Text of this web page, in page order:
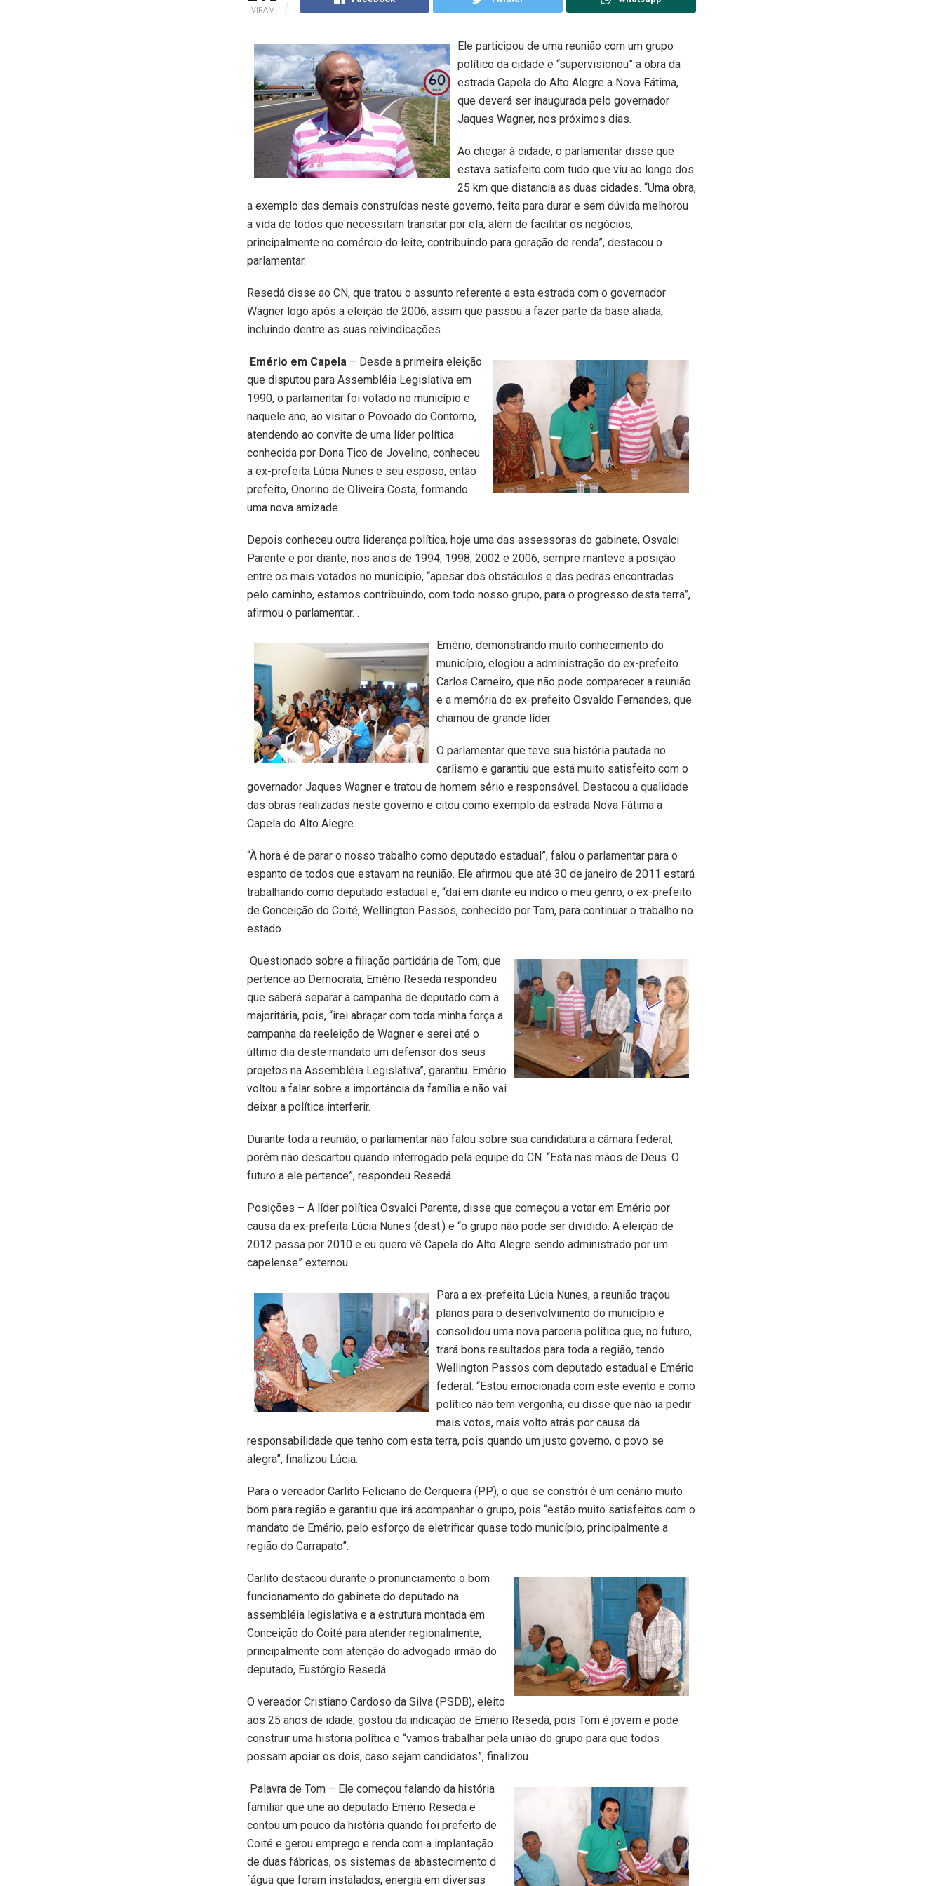
VIRAM
Ele participou de uma reunião com um grupo
político da cidade e “supervisionou” a obra da
estrada Capela do Alto Alegre a Nova Fátima,
que deverá ser inaugurada pelo governador
Jaques Wagner, nos próximos dias.
Ao chegar à cidade, o parlamentar disse que
estava satisfeito com tudo que viu ao longo dos
25 km que distancia as duas cidades. “Uma obra,
a exemplo das demais construídas neste governo, feita para durar e sem dúvida melhorou
a vida de todos que necessitam transitar por ela, além de facilitar os negócios,
principalmente no comércio do leite, contribuindo para geração de renda”, destacou o
parlamentar.
Resedá disse ao CN, que tratou o assunto referente a esta estrada com o governador
Wagner logo após a eleição de 2006, assim que passou a fazer parte da base aliada,
incluindo dentre as suas reivindicações.
Emério em Capela – Desde a primeira eleição
que disputou para Assembléia Legislativa em
1990, o parlamentar foi votado no município e
naquele ano, ao visitar o Povoado do Contorno,
atendendo ao convite de uma líder política
conhecida por Dona Tico de Jovelino, conheceu
a ex-prefeita Lúcia Nunes e seu esposo, então
prefeito, Onorino de Oliveira Costa, formando
uma nova amizade.
Depois conheceu outra liderança política, hoje uma das assessoras do gabinete, Osvalci
Parente e por diante, nos anos de 1994, 1998, 2002 e 2006, sempre manteve a posição
entre os mais votados no município, “apesar dos obstáculos e das pedras encontradas
pelo caminho, estamos contribuindo, com todo nosso grupo, para o progresso desta terra”,
afirmou o parlamentar. .
Emério, demonstrando muito conhecimento do
município, elogiou a administração do ex-prefeito
Carlos Carneiro, que não pode comparecer a reunião
e a memória do ex-prefeito Osvaldo Fernandes, que
chamou de grande líder.
O parlamentar que teve sua história pautada no
carlismo e garantiu que está muito satisfeito com o
governador Jaques Wagner e tratou de homem sério e responsável. Destacou a qualidade
das obras realizadas neste governo e citou como exemplo da estrada Nova Fátima a
Capela do Alto Alegre.
“À hora é de parar o nosso trabalho como deputado estadual”, falou o parlamentar para o
espanto de todos que estavam na reunião. Ele afirmou que até 30 de janeiro de 2011 estará
trabalhando como deputado estadual e, “daí em diante eu indico o meu genro, o ex-prefeito
de Conceição do Coité, Wellington Passos, conhecido por Tom, para continuar o trabalho no
estado.
Questionado sobre a filiação partidária de Tom, que
pertence ao Democrata, Emério Resedá respondeu
que saberá separar a campanha de deputado com a
majoritária, pois, “irei abraçar com toda minha força a
campanha da reeleição de Wagner e serei até o
último dia deste mandato um defensor dos seus
projetos na Assembléia Legislativa”, garantiu. Emério
voltou a falar sobre a importância da família e não vai
deixar a política interferir.
Durante toda a reunião, o parlamentar não falou sobre sua candidatura a câmara federal,
porém não descartou quando interrogado pela equipe do CN. “Esta nas mãos de Deus. O
futuro a ele pertence”, respondeu Resedá.
Posições – A líder política Osvalci Parente, disse que começou a votar em Emério por
causa da ex-prefeita Lúcia Nunes (dest.) e “o grupo não pode ser dividido. A eleição de
2012 passa por 2010 e eu quero vê Capela do Alto Alegre sendo administrado por um
capelense” externou.
Para a ex-prefeita Lúcia Nunes, a reunião traçou
planos para o desenvolvimento do município e
consolidou uma nova parceria política que, no futuro,
trará bons resultados para toda a região, tendo
Wellington Passos com deputado estadual e Emério
federal. “Estou emocionada com este evento e como
político não tem vergonha, eu disse que não ia pedir
mais votos, mais volto atrás por causa da
responsabilidade que tenho com esta terra, pois quando um justo governo, o povo se
alegra”, finalizou Lúcia.
Para o vereador Carlito Feliciano de Cerqueira (PP), o que se constrói é um cenário muito
bom para região e garantiu que irá acompanhar o grupo, pois “estão muito satisfeitos com o
mandato de Emério, pelo esforço de eletrificar quase todo município, principalmente a
região do Carrapato”.
Carlito destacou durante o pronunciamento o bom
funcionamento do gabinete do deputado na
assembléia legislativa e a estrutura montada em
Conceição do Coité para atender regionalmente,
principalmente com atenção do advogado irmão do
deputado, Eustórgio Resedá.
O vereador Cristiano Cardoso da Silva (PSDB), eleito
aos 25 anos de idade, gostou da indicação de Emério Resedá, pois Tom é jovem e pode
construir uma história política e “vamos trabalhar pela união do grupo para que todos
possam apoiar os dois, caso sejam candidatos”, finalizou.
Palavra de Tom – Ele começou falando da história
familiar que une ao deputado Emério Resedá e
contou um pouco da história quando foi prefeito de
Coité e gerou emprego e renda com a implantação
de duas fábricas, os sistemas de abastecimento d
´água que foram instalados, energia em diversas